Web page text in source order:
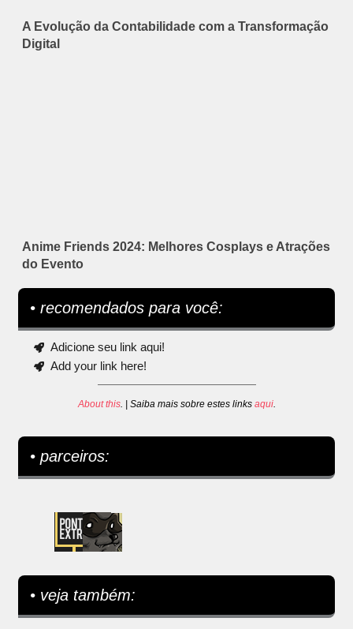
A Evolução da Contabilidade com a Transformação
Digital
Anime Friends 2024: Melhores Cosplays e Atrações
do Evento
• recomendados para você:
Adicione seu link aqui!
Add your link here!
About this. | Saiba mais sobre estes links aqui.
• parceiros:
• veja também: